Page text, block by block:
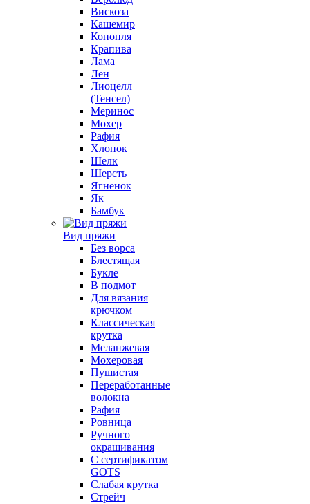
Вискоза
Кашемир
Конопля
Крапива
Лама
Лен
Лиоцелл
(Тенсел)
Меринос
Мохер
Рафия
Хлопок
Шелк
Шерсть
Ягненок
Як
Бамбук
Вид пряжи
Без ворса
Блестящая
Букле
В подмот
Для вязания
крючком
Классическая
крутка
Меланжевая
Мохеровая
Пушистая
Переработанные
волокна
Рафия
Ровница
Ручного
окрашивания
С сертификатом
GOTS
Слабая крутка
Стрейч